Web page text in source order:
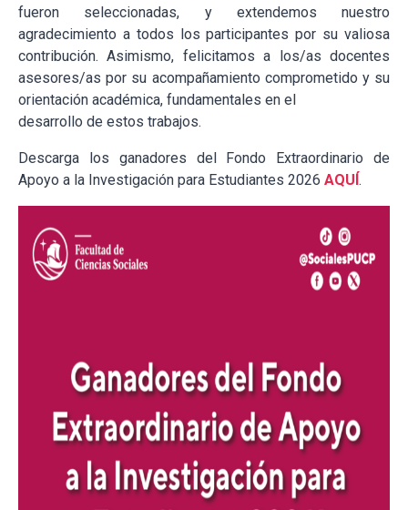
fueron seleccionadas, y extendemos nuestro
agradecimiento a todos los participantes por su valiosa
contribución. Asimismo, felicitamos a los/as docentes
asesores/as por su acompañamiento comprometido y su
orientación académica, fundamentales en el
desarrollo de estos trabajos.
Descarga los ganadores del Fondo Extraordinario de
Apoyo a la Investigación para Estudiantes 2026 AQUÍ.